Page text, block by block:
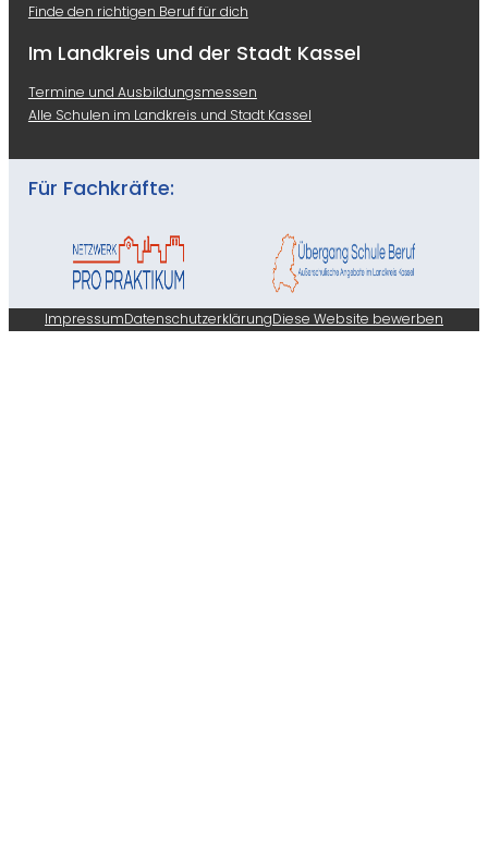
Finde den richtigen Beruf für dich
Im Landkreis und der Stadt Kassel
Termine und Ausbildungsmessen
Alle Schulen im Landkreis und Stadt Kassel
Für Fachkräfte:
ImpressumDatenschutzerklärungDiese Website bewerben